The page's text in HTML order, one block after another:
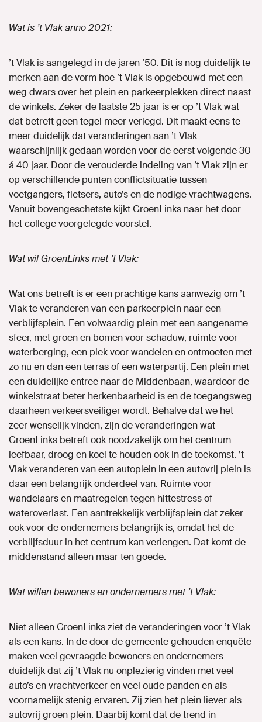
Wat is ’t Vlak anno 2021:
’t Vlak is aangelegd in de jaren ’50. Dit is nog duidelijk te
merken aan de vorm hoe ’t Vlak is opgebouwd met een
weg dwars over het plein en parkeerplekken direct naast
de winkels. Zeker de laatste 25 jaar is er op ’t Vlak wat
dat betreft geen tegel meer verlegd. Dit maakt eens te
meer duidelijk dat veranderingen aan ’t Vlak
waarschijnlijk gedaan worden voor de eerst volgende 30
á 40 jaar. Door de verouderde indeling van ’t Vlak zijn er
op verschillende punten conflictsituatie tussen
voetgangers, fietsers, auto’s en de nodige vrachtwagens.
Vanuit bovengeschetste kijkt GroenLinks naar het door
het college voorgelegde voorstel.
Wat wil GroenLinks met ’t Vlak:
Wat ons betreft is er een prachtige kans aanwezig om ’t
Vlak te veranderen van een parkeerplein naar een
verblijfsplein. Een volwaardig plein met een aangename
sfeer, met groen en bomen voor schaduw, ruimte voor
waterberging, een plek voor wandelen en ontmoeten met
zo nu en dan een terras of een waterpartij. Een plein met
een duidelijke entree naar de Middenbaan, waardoor de
winkelstraat beter herkenbaarheid is en de toegangsweg
daarheen verkeersveiliger wordt. Behalve dat we het
zeer wenselijk vinden, zijn de veranderingen wat
GroenLinks betreft ook noodzakelijk om het centrum
leefbaar, droog en koel te houden ook in de toekomst. ’t
Vlak veranderen van een autoplein in een autovrij plein is
daar een belangrijk onderdeel van. Ruimte voor
wandelaars en maatregelen tegen hittestress of
wateroverlast. Een aantrekkelijk verblijfsplein dat zeker
ook voor de ondernemers belangrijk is, omdat het de
verblijfsduur in het centrum kan verlengen. Dat komt de
middenstand alleen maar ten goede.
Wat willen bewoners en ondernemers met ’t Vlak:
Niet alleen GroenLinks ziet de veranderingen voor ’t Vlak
als een kans. In de door de gemeente gehouden enquête
maken veel gevraagde bewoners en ondernemers
duidelijk dat zij ’t Vlak nu onplezierig vinden met veel
auto’s en vrachtverkeer en veel oude panden en als
voornamelijk stenig ervaren. Zij zien het plein liever als
autovrij groen plein. Daarbij komt dat de trend in